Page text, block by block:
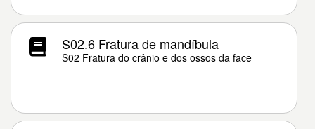
S02.6 Fratura de mandíbula
S02 Fratura do crânio e dos ossos da face